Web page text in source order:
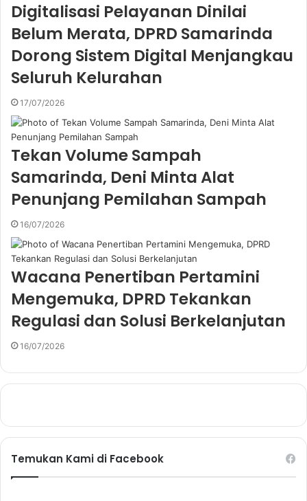
Digitalisasi Pelayanan Dinilai
Belum Merata, DPRD Samarinda
Dorong Sistem Digital Menjangkau
Seluruh Kelurahan
17/07/2026
Tekan Volume Sampah
Samarinda, Deni Minta Alat
Penunjang Pemilahan Sampah
16/07/2026
Wacana Penertiban Pertamini
Mengemuka, DPRD Tekankan
Regulasi dan Solusi Berkelanjutan
16/07/2026
Temukan Kami di Facebook